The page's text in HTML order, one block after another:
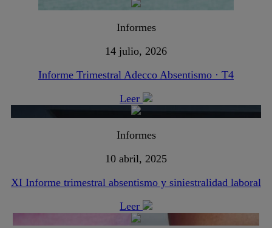
Informes
14 julio, 2026
Informe Trimestral Adecco Absentismo · T4
Leer
Informes
10 abril, 2025
XI Informe trimestral absentismo y siniestralidad laboral
Leer